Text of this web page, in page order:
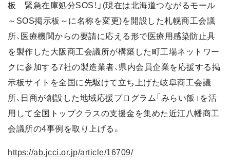
板 緊急在庫処分SOS！」(現在は北海道つながるモール
～SOS掲示板～に名称を変更)を開設した札幌商工会議
所、医療機関からの要請に応える形で医療用感染防止具
を製作した大阪商工会議所が構築した町工場ネットワー
クに参加する7社の製造業者、県内会員企業を応援する掲
示板サイトを全国に先駆けて立ち上げた岐阜商工会議
所、日商が創設した地域応援プログラム「みらい飯」を活
用して全国トップクラスの支援金を集めた近江八幡商工
会議所の4事例を取り上げる。
https://ab.jcci.or.jp/article/16709/